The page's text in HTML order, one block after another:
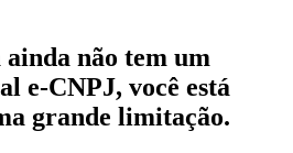
ainda não tem um
e-CNPJ, você está
grande limitação.